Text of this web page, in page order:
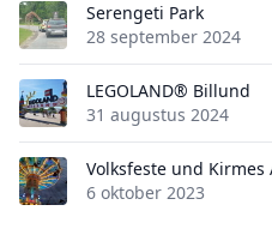
Serengeti Park
28 september 2024
LEGOLAND® Billund
31 augustus 2024
Volksfeste und
6 oktober 2023